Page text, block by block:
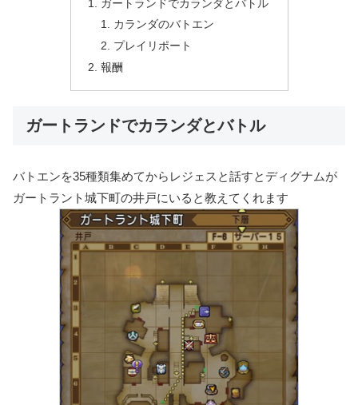
ガートランドでカランダとバトル
カランダのバトエン
プレイリポート
報酬
ガートランドでカランダとバトル
バトエンを35種類集めてからレジェスと話すとディグナムが
ガートラント城下町の井戸にいると教えてくれます